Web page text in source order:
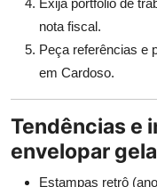
nota fiscal.
Peça referências e
em Cardoso.
Tendências e
envelopar
Estampas retrô